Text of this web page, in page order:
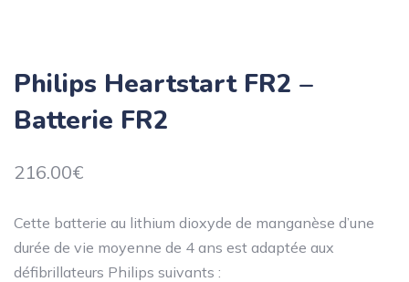
Philips Heartstart FR2 –
Batterie FR2
216.00€
Cette batterie au lithium dioxyde de manganèse d’une
durée de vie moyenne de 4 ans est adaptée aux
défibrillateurs Philips suivants :